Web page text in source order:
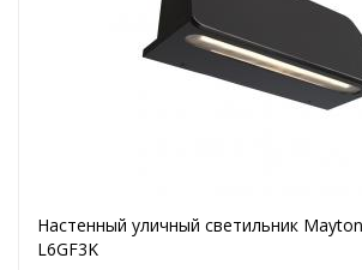
Настенный уличный светильник
L6GF3K